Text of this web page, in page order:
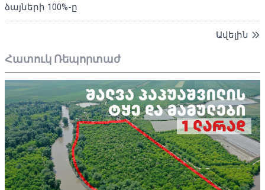
ձայների 100%-ը
Ավելին
Հատուկ Ռեպորտաժ